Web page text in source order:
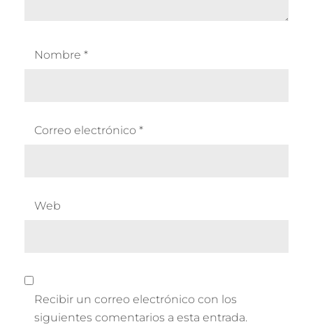
Nombre *
Correo electrónico *
Web
Recibir un correo electrónico con los
siguientes comentarios a esta entrada.